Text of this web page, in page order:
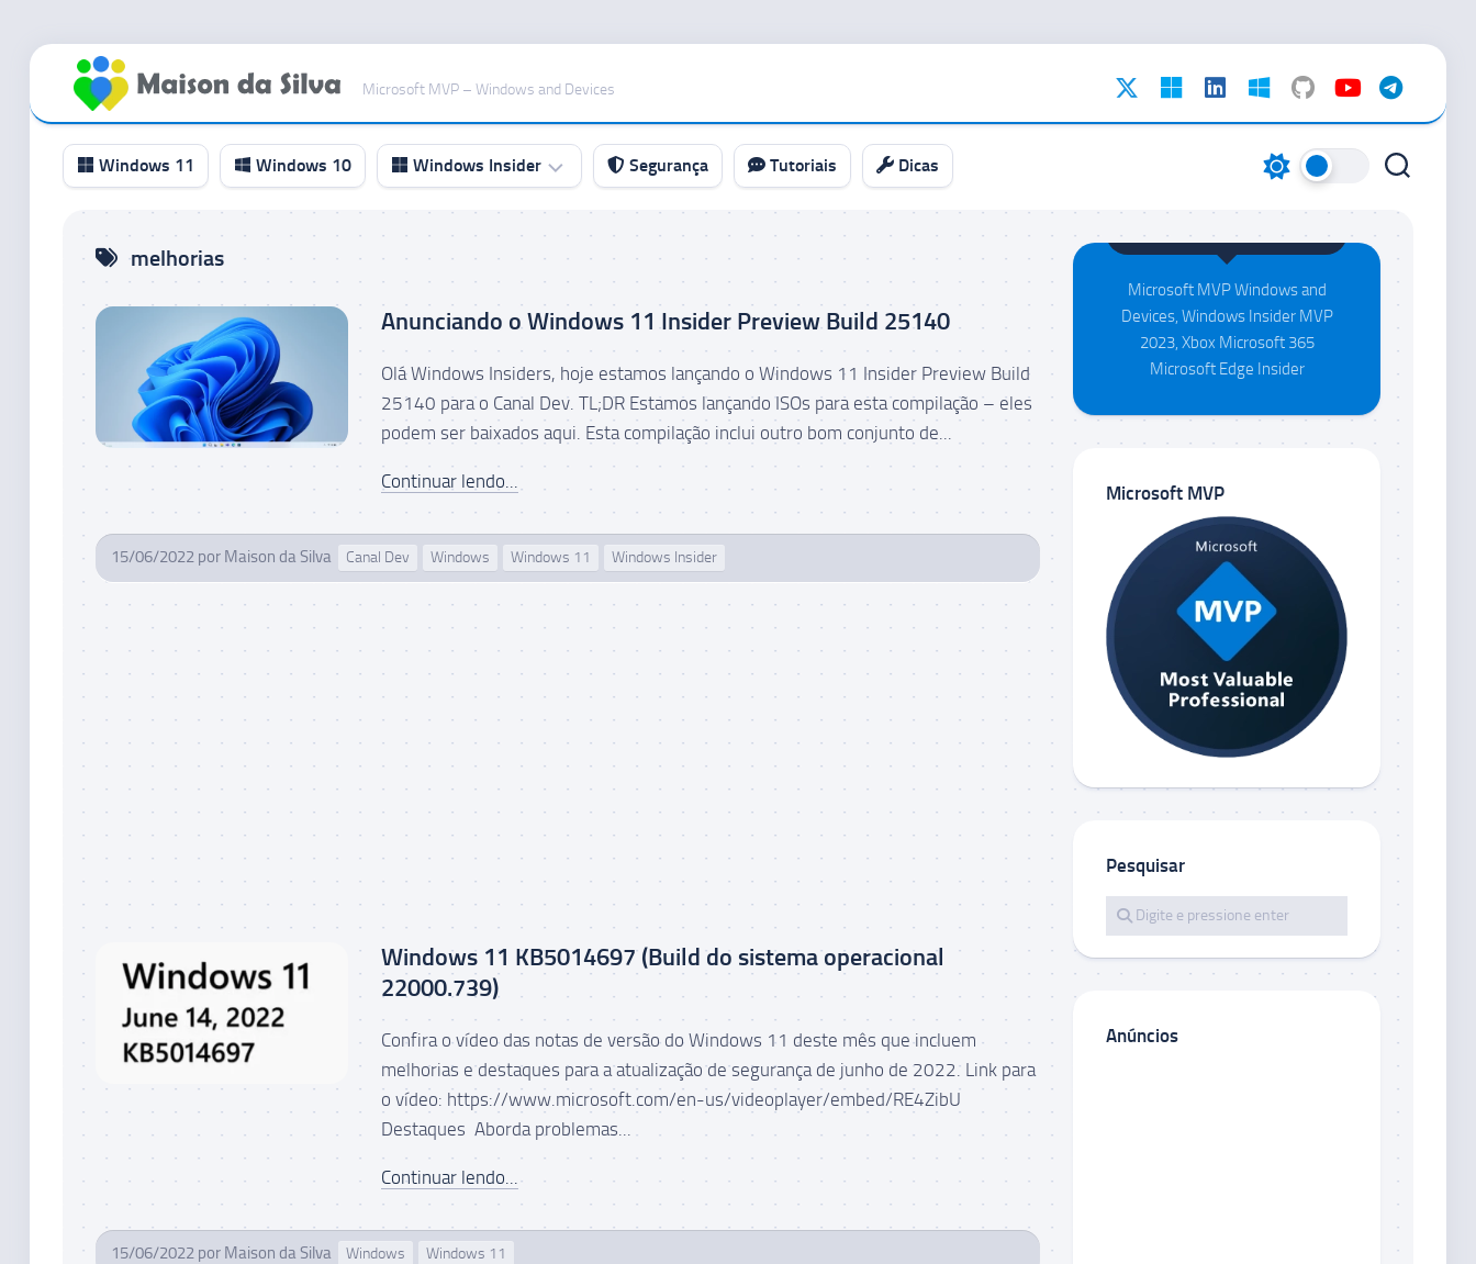
conteúdo
Microsoft MVP – Windows and Devices
Windows 11 Windows 10 Windows Insider
Canal
Beta
Canal
Canal
Canary
Segurança Tutoriais Dicas
melhorias
Anunciando o Windows 11 Insider Preview Build 25140
Olá Windows Insiders, hoje estamos lançando o Windows 11 Insider Preview Build
25140 para o Canal Dev. TL;DR Estamos lançando ISOs para esta compilação – eles
podem ser baixados aqui. Esta compilação inclui outro bom conjunto de...
Continuar lendo...
15/06/2022 por Maison da Silva Canal Dev Windows Windows 11 Windows Insider
Windows 11 KB5014697 (Build do sistema operacional
22000.739)
Confira o vídeo das notas de versão do Windows 11 deste mês que incluem
melhorias e destaques para a atualização de segurança de junho de 2022. Link para
o vídeo: https://www.microsoft.com/en-us/videoplayer/embed/RE4ZibU
Destaques Aborda problemas...
Continuar lendo...
15/06/2022 por Maison da Silva Windows Windows 11
Maison da Silva
Microsoft MVP Windows and
Devices, Windows Insider MVP
2023, Xbox Microsoft 365
Microsoft Edge Insider
Microsoft MVP
Pesquisar
Anúncios